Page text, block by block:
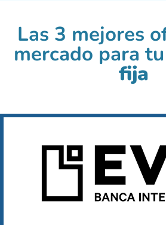
Las 3 mejores
mercado para tu
fija